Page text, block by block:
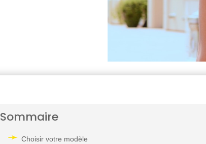
Sommaire
Choisir votre modèle